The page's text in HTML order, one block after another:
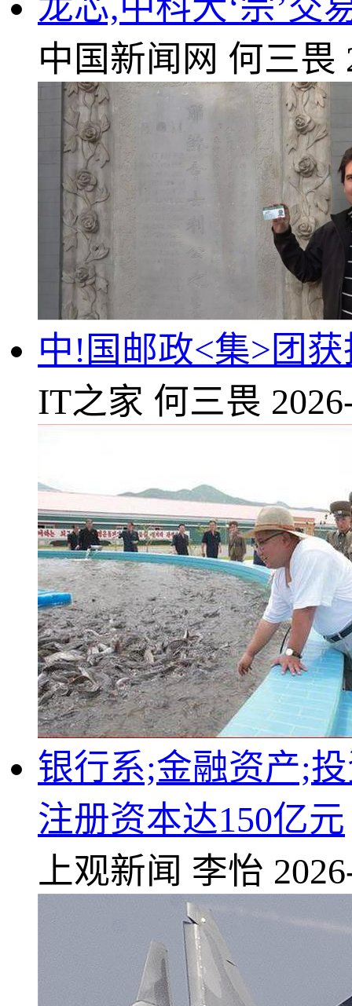
中国新闻网 何三畏
中!国邮政<集>团
IT之家 何三畏
银行系;金融资产;
注册资本达150亿元
上观新闻 李怡